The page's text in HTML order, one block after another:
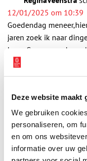
Deze website maakt
We gebruiken
personaliseren, om
en om ons
informatie over uw
12/01/2025 om 10:39
Goedendag
jaren zoek ik naar
Isaac Sweers en de
lokatie .Op dit schip
moeder matroos 1e
Kloos , 31 jaar en nu
(ik heb nog wel
boord.Ik ben nu 69
Reply
ReginaVeenstra
12/01/2025 om 10:42